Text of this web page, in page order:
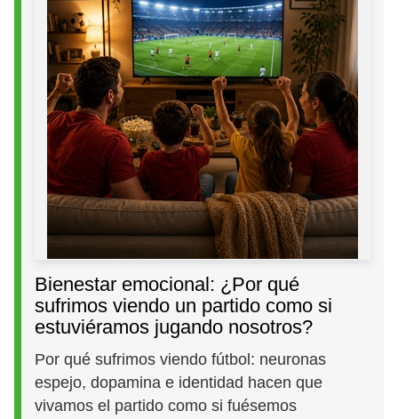
Bienestar emocional: ¿Por qué
sufrimos viendo un partido como si
estuviéramos jugando nosotros?
Por qué sufrimos viendo fútbol: neuronas
espejo, dopamina e identidad hacen que
vivamos el partido como si fuésemos